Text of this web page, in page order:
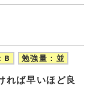
B 勉強量：並
れば早いほど良